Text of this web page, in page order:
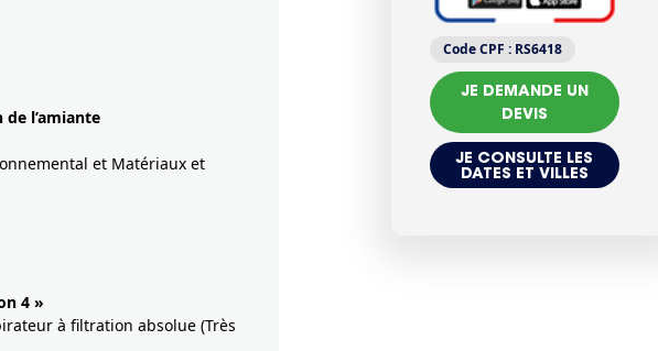
l’amiante
et Matériaux et
4 »
à filtration absolue (Très
Code CPF : RS6418
JE DEMANDE UN
DEVIS
JE CONSULTE LES
DATES ET VILLES